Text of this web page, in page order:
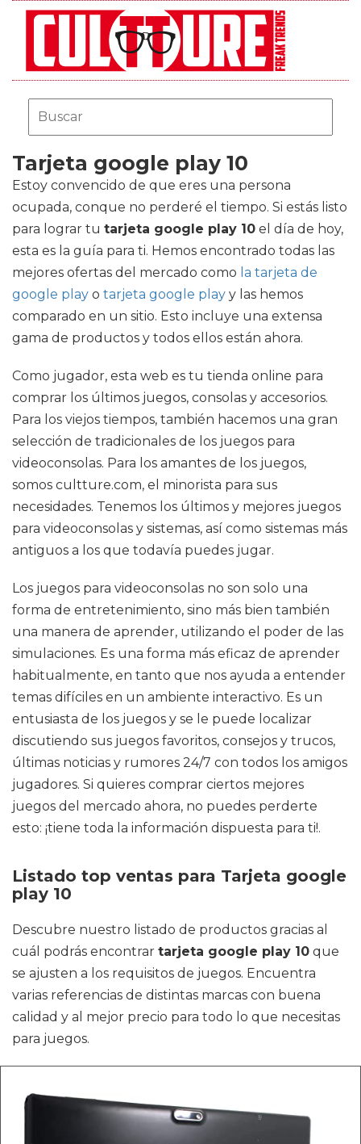
Tarjeta google play 10
Estoy convencido de que eres una persona
ocupada, conque no perderé el tiempo. Si estás listo
para lograr tu tarjeta google play 10 el día de hoy,
esta es la guía para ti. Hemos encontrado todas las
mejores ofertas del mercado como la tarjeta de
google play o tarjeta google play y las hemos
comparado en un sitio. Esto incluye una extensa
gama de productos y todos ellos están ahora.
Como jugador, esta web es tu tienda online para
comprar los últimos juegos, consolas y accesorios.
Para los viejos tiempos, también hacemos una gran
selección de tradicionales de los juegos para
videoconsolas. Para los amantes de los juegos,
somos cultture.com, el minorista para sus
necesidades. Tenemos los últimos y mejores juegos
para videoconsolas y sistemas, así como sistemas más
antiguos a los que todavía puedes jugar.
Los juegos para videoconsolas no son solo una
forma de entretenimiento, sino más bien también
una manera de aprender, utilizando el poder de las
simulaciones. Es una forma más eficaz de aprender
habitualmente, en tanto que nos ayuda a entender
temas difíciles en un ambiente interactivo. Es un
entusiasta de los juegos y se le puede localizar
discutiendo sus juegos favoritos, consejos y trucos,
últimas noticias y rumores 24/7 con todos los amigos
jugadores. Si quieres comprar ciertos mejores
juegos del mercado ahora, no puedes perderte
esto: ¡tiene toda la información dispuesta para ti!.
Listado top ventas para Tarjeta google
play 10
Descubre nuestro listado de productos gracias al
cuál podrás encontrar tarjeta google play 10 que
se ajusten a los requisitos de juegos. Encuentra
varias referencias de distintas marcas con buena
calidad y al mejor precio para todo lo que necesitas
para juegos.